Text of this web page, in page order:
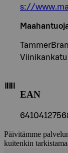
s://
EAN
Päivitämme
kuitenkin